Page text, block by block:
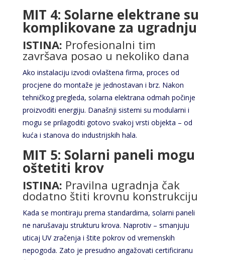
MIT 4: Solarne elektrane su
komplikovane za ugradnju
ISTINA: Profesionalni tim
završava posao u nekoliko dana
Ako instalaciju izvodi ovlaštena firma, proces od
procjene do montaže je jednostavan i brz. Nakon
tehničkog pregleda, solarna elektrana odmah počinje
proizvoditi energiju. Današnji sistemi su modularni i
mogu se prilagoditi gotovo svakoj vrsti objekta – od
kuća i stanova do industrijskih hala.
MIT 5: Solarni paneli mogu
oštetiti krov
ISTINA: Pravilna ugradnja čak
dodatno štiti krovnu konstrukciju
Kada se montiraju prema standardima, solarni paneli
ne narušavaju strukturu krova. Naprotiv – smanjuju
uticaj UV zračenja i štite pokrov od vremenskih
nepogoda. Zato je presudno angažovati certificiranu